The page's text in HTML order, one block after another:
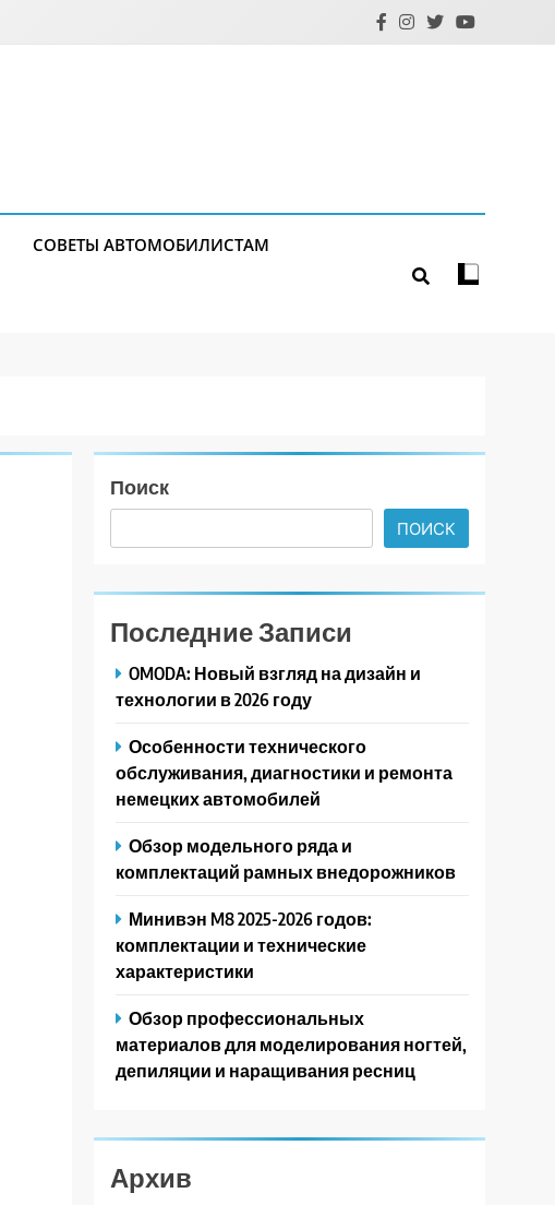
СОВЕТЫ АВТОМОБИЛИСТАМ
Поиск
ПОИСК
Последние Записи
OMODA: Новый взгляд на дизайн и
технологии в 2026 году
Особенности технического
обслуживания, диагностики и ремонта
немецких автомобилей
Обзор модельного ряда и
комплектаций рамных внедорожников
Минивэн M8 2025-2026 годов:
комплектации и технические
характеристики
Обзор профессиональных
материалов для моделирования ногтей,
депиляции и наращивания ресниц
Архив